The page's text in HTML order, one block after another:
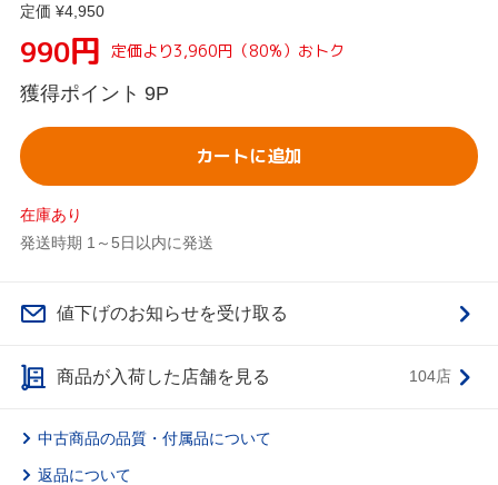
定価 ¥4,950
990円 定価より3,960円（80%）おトク
獲得ポイント 9P
カートに追加
在庫あり
発送時期 1～5日以内に発送
値下げのお知らせを受け取る
商品が入荷した店舗を見る 104店
中古商品の品質・付属品について
返品について